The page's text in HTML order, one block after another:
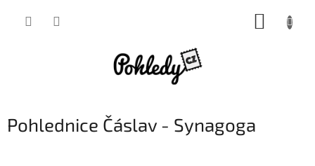
Pohlednice Čáslav - Synagoga